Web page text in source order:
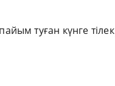
туған күнге тілек